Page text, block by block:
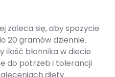
zaleca się, aby spożycie
20 gramów dziennie.
ilość błonnika w diecie
do potrzeb i tolerancji